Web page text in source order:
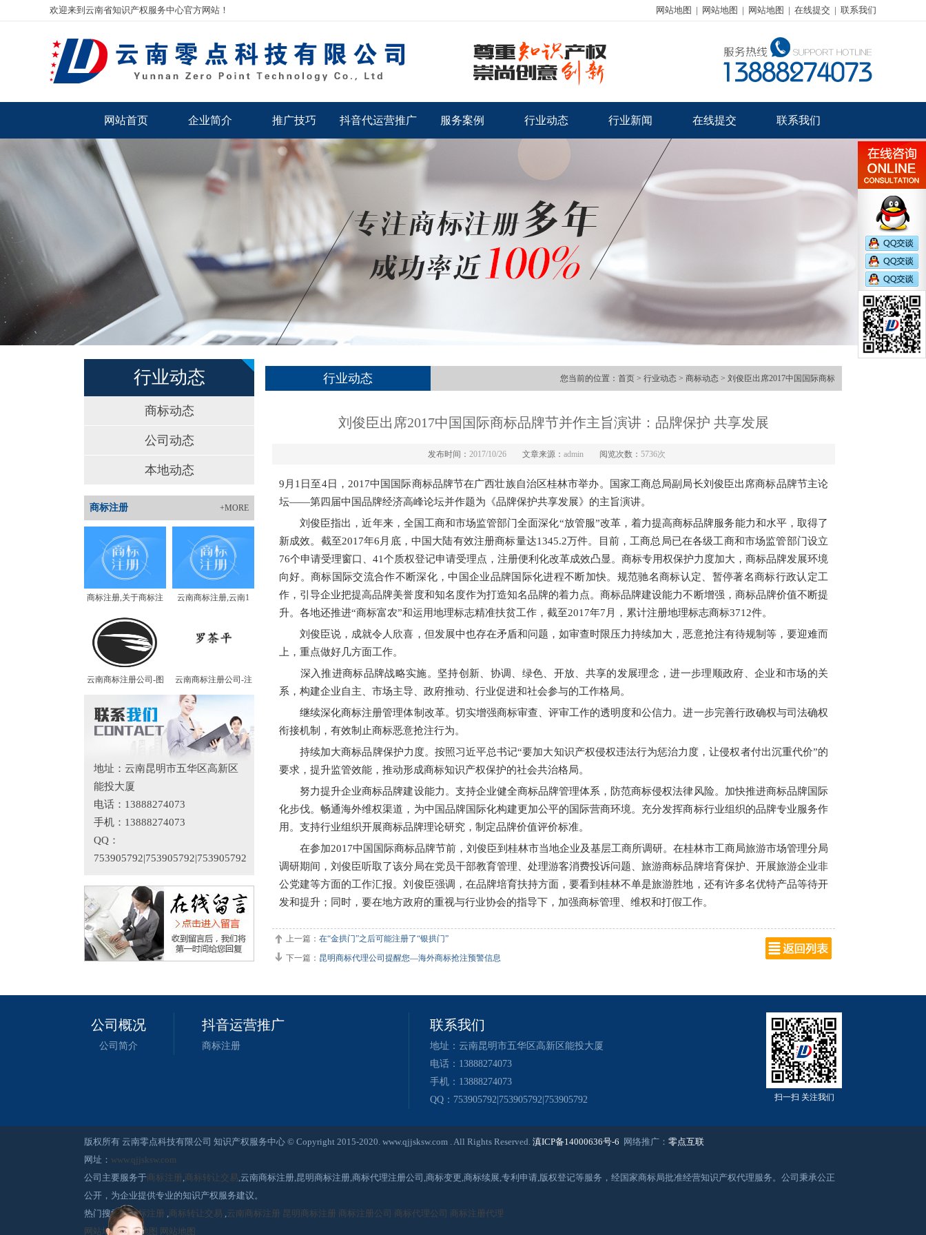
网站地图 | 网站地图 | 网站地图 | 在线提交 | 联系我们
欢迎来到云南省知识产权服务中心官方网站！
网站首页 企业简介 推广技巧 抖音代运营推广 服务案例 行业动态 行业新闻 在线提交 联系我们
行业动态
商标动态
公司动态
本地动态
+MORE
商标注册
商标注册,关于商标注 云南商标注册,云南1
云南商标注册公司-图 云南商标注册公司-注
地址：云南昆明市五华区高新区
能投大厦
电话：13888274073
手机：13888274073
QQ：
753905792|753905792|753905792
您当前的位置： 首页 > 行业动态 > 商标动态 > 刘俊臣出席2017中国国际商标
行业动态
刘俊臣出席2017中国国际商标品牌节并作主旨演讲：品牌保护 共享发展
发布时间： 2017/10/26 文章来源： admin 阅览次数： 5736次
9月1日至4日，2017中国国际商标品牌节在广西壮族自治区桂林市举办。国家工商总局副局长刘俊臣出席商标品牌节主论
坛——第四届中国品牌经济高峰论坛并作题为《品牌保护共享发展》的主旨演讲。
刘俊臣指出，近年来，全国工商和市场监管部门全面深化“放管服”改革，着力提高商标品牌服务能力和水平，取得了
新成效。截至2017年6月底，中国大陆有效注册商标量达1345.2万件。目前，工商总局已在各级工商和市场监管部门设立
76个申请受理窗口、41个质权登记申请受理点，注册便利化改革成效凸显。商标专用权保护力度加大，商标品牌发展环境
向好。商标国际交流合作不断深化，中国企业品牌国际化进程不断加快。规范驰名商标认定、暂停著名商标行政认定工
作，引导企业把提高品牌美誉度和知名度作为打造知名品牌的着力点。商标品牌建设能力不断增强，商标品牌价值不断提
升。各地还推进“商标富农”和运用地理标志精准扶贫工作，截至2017年7月，累计注册地理标志商标3712件。
刘俊臣说，成就令人欣喜，但发展中也存在矛盾和问题，如审查时限压力持续加大，恶意抢注有待规制等，要迎难而
上，重点做好几方面工作。
深入推进商标品牌战略实施。坚持创新、协调、绿色、开放、共享的发展理念，进一步理顺政府、企业和市场的关
系，构建企业自主、市场主导、政府推动、行业促进和社会参与的工作格局。
继续深化商标注册管理体制改革。切实增强商标审查、评审工作的透明度和公信力。进一步完善行政确权与司法确权
衔接机制，有效制止商标恶意抢注行为。
持续加大商标品牌保护力度。按照习近平总书记“要加大知识产权侵权违法行为惩治力度，让侵权者付出沉重代价”的
要求，提升监管效能，推动形成商标知识产权保护的社会共治格局。
努力提升企业商标品牌建设能力。支持企业健全商标品牌管理体系，防范商标侵权法律风险。加快推进商标品牌国际
化步伐。畅通海外维权渠道，为中国品牌国际化构建更加公平的国际营商环境。充分发挥商标行业组织的品牌专业服务作
用。支持行业组织开展商标品牌理论研究，制定品牌价值评价标准。
在参加2017中国国际商标品牌节前，刘俊臣到桂林市当地企业及基层工商所调研。在桂林市工商局旅游市场管理分局
调研期间，刘俊臣听取了该分局在党员干部教育管理、处理游客消费投诉问题、旅游商标品牌培育保护、开展旅游企业非
公党建等方面的工作汇报。刘俊臣强调，在品牌培育扶持方面，要看到桂林不单是旅游胜地，还有许多名优特产品等待开
发和提升；同时，要在地方政府的重视与行业协会的指导下，加强商标管理、维权和打假工作。
上一篇： 在“金拱门”之后可能注册了“银拱门”
下一篇： 昆明商标代理公司提醒您—海外商标抢注预警信息
公司概况
公司简介
抖音运营推广
商标注册
联系我们
地址：云南昆明市五华区高新区能投大厦
电话：13888274073
手机：13888274073
QQ：753905792|753905792|753905792
扫一扫 关注我们
版权所有 云南零点科技有限公司 知识产权服务中心 © Copyright 2015-2020. www.qjjsksw.com . All Rights Reserved. 滇ICP备14000636号-6 网络推广： 零点互联
网址： www.qjjsksw.com
公司主要服务于商标注册 ,商标转让交易,云南商标注册,昆明商标注册,商标代理注册公司,商标变更,商标续展,专利申请,版权登记等服务，经国家商标局批准经营知识产权代理服务。公司秉承公正
公开，为企业提供专业的知识产权服务建议。
热门搜索：商标注册 ,商标转让交易 ,云南商标注册 昆明商标注册 商标注册公司 商标代理公司 商标注册代理
网站地图 网站地图 网站地图